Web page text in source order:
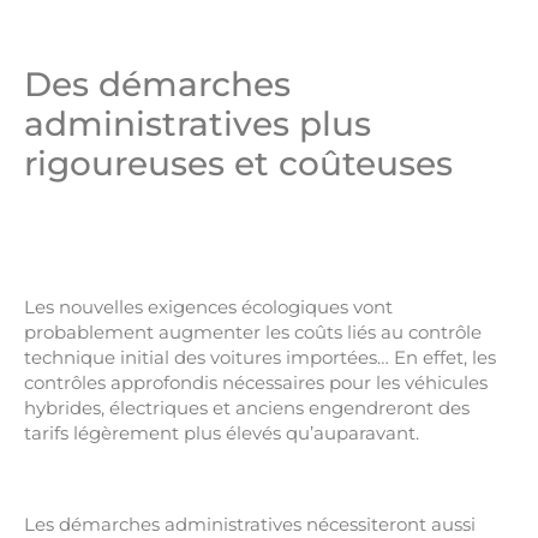
Des démarches
administratives plus
rigoureuses et coûteuses
Les nouvelles exigences écologiques vont
probablement augmenter les coûts liés au contrôle
technique initial des voitures importées… En effet, les
contrôles approfondis nécessaires pour les véhicules
hybrides, électriques et anciens engendreront des
tarifs légèrement plus élevés qu’auparavant.
Les démarches administratives nécessiteront aussi